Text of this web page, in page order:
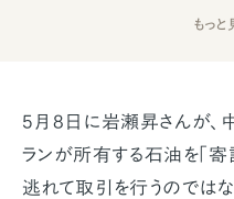
もっと
5月8日に岩瀬昇さんが、
ランが所有する石油を「
逃れて取引を行うのでは